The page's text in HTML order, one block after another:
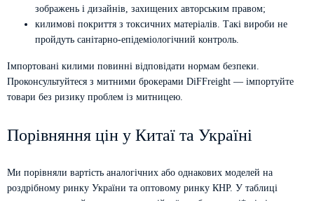
зображень і дизайнів, захищених авторським правом;
килимові покриття з токсичних матеріалів. Такі вироби не
пройдуть санітарно-епідеміологічний контроль.
Імпортовані килими повинні відповідати нормам безпеки.
Проконсультуйтеся з митними брокерами DiFFreight — імпортуйте
товари без ризику проблем із митницею.
Порівняння цін у Китаї та Україні
Ми порівняли вартість аналогічних або однакових моделей на
роздрібному ринку України та оптовому ринку КНР. У таблиці